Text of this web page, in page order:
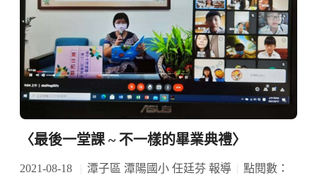
〈最後一堂課 ~ 不一樣的畢業典禮〉
2021-08-18 潭子區 潭陽國小 任廷芬 報導
點閱數：